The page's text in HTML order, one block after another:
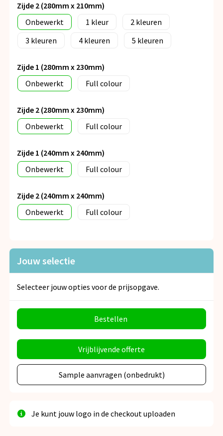
Zijde 2 (280mm x 210mm)
Onbewerkt
1
2
3
4 5
Zijde 1 (280mm x 230mm)
Onbewerkt
Full colour
Zijde 2 (280mm x 230mm)
Onbewerkt
Full colour
Zijde 1 (240mm x 240mm)
Onbewerkt
Full colour
Zijde 2 (240mm x 240mm)
Onbewerkt
Full colour
Jouw selectie
Selecteer jouw opties voor de prijsopgave.
Bestellen
Vrijblijvende offerte
Sample aanvragen (onbedrukt)
Je kunt jouw logo in de checkout uploaden